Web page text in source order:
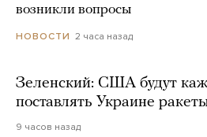
возникли вопросы
НОВОСТИ 2 часа назад
Зеленский: США будут
поставлять Украине
9 часов назад